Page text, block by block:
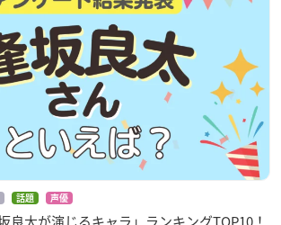
話題 声優